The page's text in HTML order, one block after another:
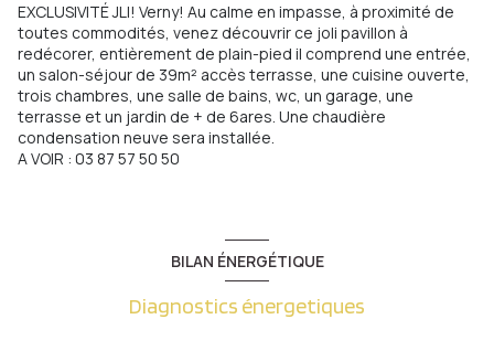
EXCLUSIVITÉ JLI! Verny! Au calme en impasse, à proximité de
toutes commodités, venez découvrir ce joli pavillon à
redécorer, entièrement de plain-pied il comprend une entrée,
un salon-séjour de 39m² accès terrasse, une cuisine ouverte,
trois chambres, une salle de bains, wc, un garage, une
terrasse et un jardin de + de 6ares. Une chaudière
condensation neuve sera installée.
A VOIR : 03 87 57 50 50
BILAN ÉNERGÉTIQUE
Diagnostics énergetiques